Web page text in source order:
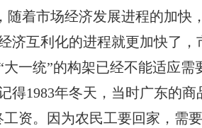
随着市场经济发展进程的加快
济互利化的进程就更加快了
大一统”的构架已经不能适应
得1983年冬天，当时广东的
工资。因为农民工要回家，需